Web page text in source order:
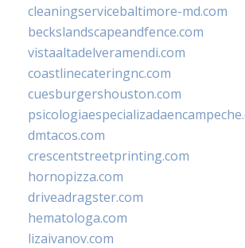
cleaningservicebaltimore-md.com
beckslandscapeandfence.com
vistaaltadelveramendi.com
coastlinecateringnc.com
cuesburgershouston.com
dmtacos.com
crescentstreetprinting.com
hornopizza.com
driveadragster.com
hematologa.com
lizaivanov.com